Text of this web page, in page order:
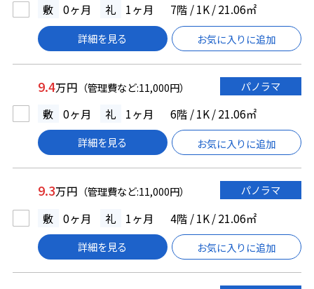
敷 0ヶ月 礼 1ヶ月 7階 / 1K / 21.06㎡
詳細を見る お気に入りに追加
9.4万円 （管理費など:11,000円） パノラマ
敷 0ヶ月 礼 1ヶ月 6階 / 1K / 21.06㎡
詳細を見る お気に入りに追加
9.3万円 （管理費など:11,000円） パノラマ
敷 0ヶ月 礼 1ヶ月 4階 / 1K / 21.06㎡
詳細を見る お気に入りに追加